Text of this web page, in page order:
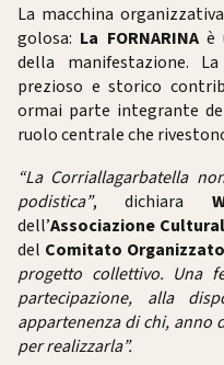
La macchina
golosa: La FORNARINAè
della manifestazione.
prezioso e storico
ormai parte integrante
ruolo centrale che
“La Corriallagarbatella
podistica”, dichiara
dell’Associazione
del Comitato
progetto collettivo. Una
partecipazione, alla
appartenenza di chi,
per realizzarla”.